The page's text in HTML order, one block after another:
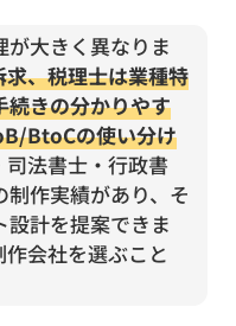
大きく異なりま
、税理士は業種特
続きの分かりやす
BtoCの使い分け
法書士・行政書
作実績があり、そ
計を提案できま
会社を選ぶこと